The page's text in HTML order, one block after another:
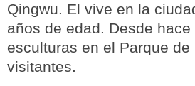
Qingwu. El vive en la
años de edad. Desde
esculturas en el Parque
visitantes.